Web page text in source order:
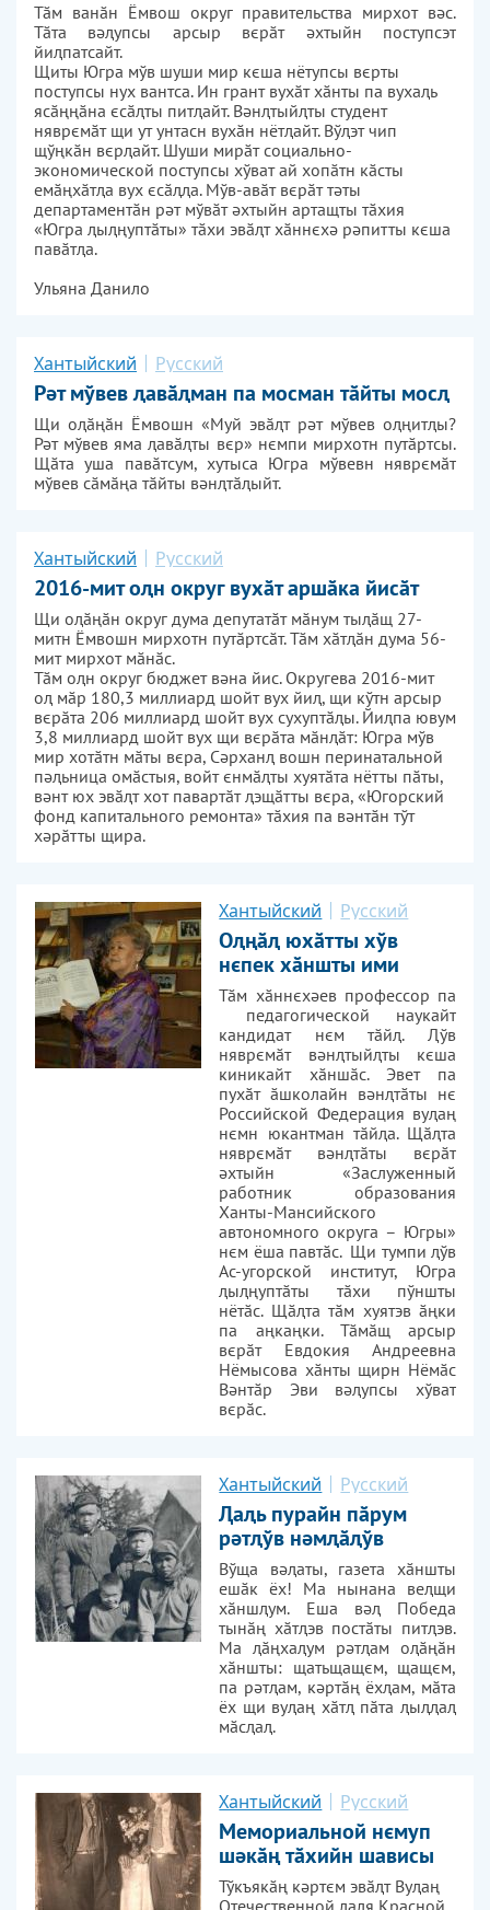
Тӑм ванӑн Ёмвош округ правительства мирхот вәс.
Тӑта вәупсы арсыр вєрӑт әхтыйн поступсэт
йипатсайт.
Щиты Югра мўв шуши мир кєша нётупсы вєрты
поступсы нух вантса. Ин грант вухӑт хӑнты па вухаь
ясӑңңӑна єсӑты питайт. Вәнтыйты студент
няврємӑт щи ут унтасн вухӑн нётайт. Вўэт чип
щўңкӑн вєрайт. Шуши мирӑт социально-
экономической поступсы хўват ай хопӑтн кӑсты
емӑңхӑта вух єсӑа. Мўв-авӑт вєрӑт тәты
департаментӑн рәт мўвӑт әхтыйн артащты тӑхия
«Югра ыңуптӑты» тӑхи эвӑт хӑннєхә рәпитты кєша
павӑтԯа.
Ульяна Данило
Хантыйский Русский
Рәт мўвев ԯавӑԯман па мосман тӑйты мосԯ
Щи оԯӑңӑн Ёмвошн «Муй эвӑԯт рәт мўвев оԯңитԯы?
Рәт мўвев яма ԯавӑԯты вєр» нємпи мирхотн путӑртсы.
Щӑта уша павӑтсум, хутыса Югра мўвевн няврємӑт
мўвев сӑмӑңа тӑйты вәнԯтӑԯыйт.
Хантыйский Русский
2016-мит оԯн округ вухӑт аршӑка йисӑт
Щи оԯӑңӑн округ дума депутатӑт мӑнум тыԯӑщ 27-
митн Ёмвошн мирхотн путӑртсӑт. Тӑм хӑтԯӑн дума 56-
мит мирхот мӑнӑс.
Тӑм оԯн округ бюджет вәна йис. Округева 2016-мит
оԯ мӑр 180,3 миллиард шойт вух йиԯ, щи кўтн арсыр
вєрӑта 206 миллиард шойт вух сухуптӑԯы. Йиԯпа ювум
3,8 миллиард шойт вух щи вєрӑта мӑнԯӑт: Югра мўв
мир хотӑтн мӑты вєра, Сәрханԯ вошн перинатальной
пәԯьница омӑстыя, войт єнмӑԯты хуятӑта нётты пӑты,
вәнт юх эвӑԯт хот павартӑт ԯэщӑтты вєра, «Югорский
фонд капитального ремонта» тӑхия па вәнтӑн тўт
хәрӑтты щира.
Хантыйский Русский
Оңӑ юхӑтты хўв
нєпек хӑншты ими
Тӑм хӑннєхәев профессор па
педагогической наукайт
кандидат нєм тӑй. ўв
няврємӑт вәнтыйты кєша
киникайт хӑншӑс. Эвет па
пухӑт ӑшколайн вәнтӑты нє
Российской Федерация вуаң
нємн юкантман тӑйа. Щӑта
няврємӑт вәнтӑты вєрӑт
әхтыйн «Заслуженный
работник образования
Ханты-Мансийского
автономного округа – Югры»
нєм ёша павтӑс. Щи тумпи ўв
Ас-угорской институт, Югра
ыңуптӑты тӑхи пўншты
нётӑс. Щӑта тӑм хуятэв ӑңки
па аңкаңки. Тӑмӑщ арсыр
вєрӑт Евдокия Андреевна
Нёмысова хӑнты щирн Нёмӑс
Вәнтӑр Эви вәупсы хўват
вєрӑс.
Хантыйский Русский
Ԯаԯь пурайн пӑрум
рәтԯўв нәмԯӑԯўв
Вўща вәԯаты, газета хӑншты
ешӑк ёх! Ма нынана веԯщи
хӑншԯум. Еша вәԯ Победа
тынӑң хӑтԯэв постӑты питԯэв.
Ма ԯӑңхаԯум рәтԯам оԯӑңӑн
хӑншты: щатьщащєм, щащєм,
па рәтԯам, кәртӑң ёхԯам, мӑта
ёх щи вуԯаң хӑтԯ пӑта ԯыԯԯаԯ
мӑсԯаԯ.
Хантыйский Русский
Мемориальной нємуп
шәкӑң тӑхийн шависы
Тўкъякӑң кәртєм эвӑԯт Вуԯаң